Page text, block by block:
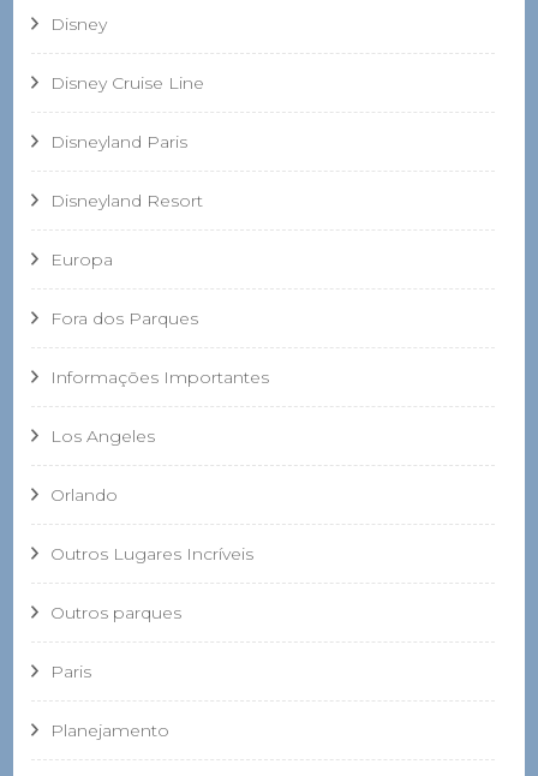
Disney
Disney Cruise Line
Disneyland Paris
Disneyland Resort
Europa
Fora dos Parques
Informações Importantes
Los Angeles
Orlando
Outros Lugares Incríveis
Outros parques
Paris
Planejamento